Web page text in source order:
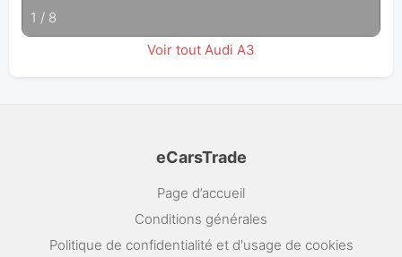
1 / 8
Voir tout Audi A3
eCarsTrade
Page d’accueil
Conditions générales
Politique de confidentialité et d'usage de cookies